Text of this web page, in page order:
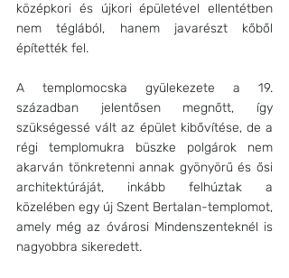
középkori és újkori épületével ellentétben
nem téglából, hanem javarészt kőből
építették fel.
A templomocska gyülekezete a 19.
században jelentősen megnőtt, így
szükségessé vált az épület kibővítése, de a
régi templomukra büszke polgárok nem
akarván tönkretenni annak gyönyörű és ősi
architektúráját, inkább felhúztak a
közelében egy új Szent Bertalan-templomot,
amely még az óvárosi Mindenszenteknél is
nagyobbra sikeredett.